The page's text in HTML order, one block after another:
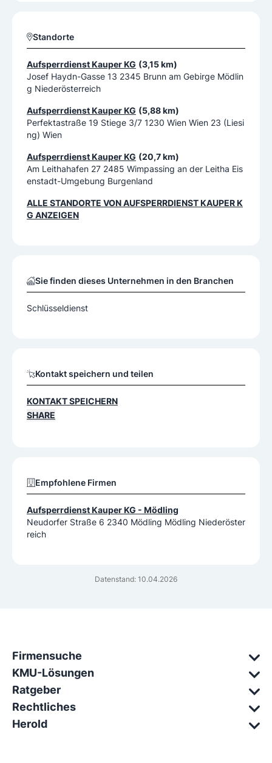
Datenstand: 10.04.2026
Standorte
Aufsperrdienst Kauper KG (3,15 km)
Josef Haydn-Gasse 13 2345 Brunn am Gebirge Mödlin
g Niederösterreich
Aufsperrdienst Kauper KG (5,88 km)
Perfektastraße 19 Stiege 3/7 1230 Wien Wien 23 (Liesi
ng) Wien
Aufsperrdienst Kauper KG (20,7 km)
Am Leithahafen 27 2485 Wimpassing an der Leitha Eis
enstadt-Umgebung Burgenland
ALLE STANDORTE VONAUFSPERRDIENST KAUPER K
G ANZEIGEN
Sie finden dieses Unternehmen in den Branchen
Schlüsseldienst
Kontakt speichern und teilen
KONTAKT SPEICHERN
SHARE
Empfohlene Firmen
Aufsperrdienst Kauper KG - Mödling
Neudorfer Straße 6 2340 Mödling Mödling Niederöster
reich
Firmensuche
KMU-Lösungen
Ratgeber
Rechtliches
Herold